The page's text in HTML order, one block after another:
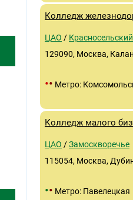
Колледж
ЦАО / Красносельский
129090, Москва,
•• Метро:
Колледж малого
ЦАО /Замоскворечье
115054, Москва,
•• Метро: Павелецкая